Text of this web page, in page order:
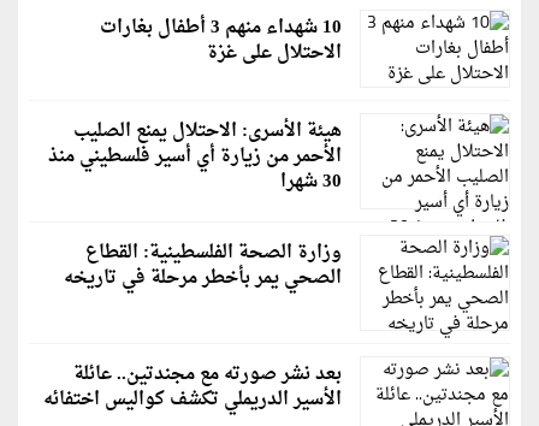
10 شهداء منهم 3 أطفال بغارات
الاحتلال على غزة
هيئة الأسرى: الاحتلال يمنع الصليب
الأحمر من زيارة أي أسير فلسطيني منذ
30 شهرا
وزارة الصحة الفلسطينية: القطاع
الصحي يمر بأخطر مرحلة في تاريخه
بعد نشر صورته مع مجندتين.. عائلة
الأسير الدريملي تكشف كواليس اختفائه